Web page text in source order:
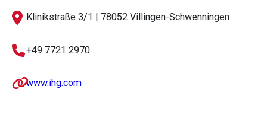
Klinikstraße 3/1 | 78052 Villingen-Schwenningen
+49 7721 2970
www.ihg.com